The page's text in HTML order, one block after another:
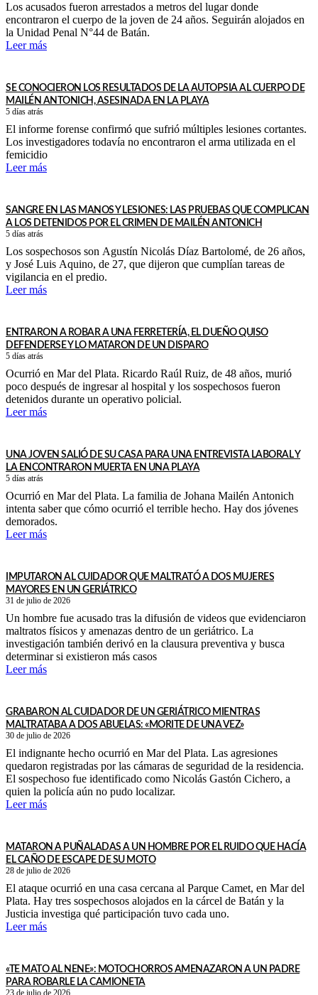
Los acusados fueron arrestados a metros del lugar donde
encontraron el cuerpo de la joven de 24 años. Seguirán alojados en
la Unidad Penal N°44 de Batán.
Leer más
SE CONOCIERON LOS RESULTADOS DE LA AUTOPSIA AL CUERPO DE
MAILÉN ANTONICH, ASESINADA EN LA PLAYA
5 días atrás
El informe forense confirmó que sufrió múltiples lesiones cortantes.
Los investigadores todavía no encontraron el arma utilizada en el
femicidio
Leer más
SANGRE EN LAS MANOS Y LESIONES: LAS PRUEBAS QUE COMPLICAN
A LOS DETENIDOS POR EL CRIMEN DE MAILÉN ANTONICH
5 días atrás
Los sospechosos son Agustín Nicolás Díaz Bartolomé, de 26 años,
y José Luis Aquino, de 27, que dijeron que cumplían tareas de
vigilancia en el predio.
Leer más
ENTRARON A ROBAR A UNA FERRETERÍA, EL DUEÑO QUISO
DEFENDERSE Y LO MATARON DE UN DISPARO
5 días atrás
Ocurrió en Mar del Plata. Ricardo Raúl Ruiz, de 48 años, murió
poco después de ingresar al hospital y los sospechosos fueron
detenidos durante un operativo policial.
Leer más
UNA JOVEN SALIÓ DE SU CASA PARA UNA ENTREVISTA LABORAL Y
LA ENCONTRARON MUERTA EN UNA PLAYA
5 días atrás
Ocurrió en Mar del Plata. La familia de Johana Mailén Antonich
intenta saber que cómo ocurrió el terrible hecho. Hay dos jóvenes
demorados.
Leer más
IMPUTARON AL CUIDADOR QUE MALTRATÓ A DOS MUJERES
MAYORES EN UN GERIÁTRICO
31 de julio de 2026
Un hombre fue acusado tras la difusión de videos que evidenciaron
maltratos físicos y amenazas dentro de un geriátrico. La
investigación también derivó en la clausura preventiva y busca
determinar si existieron más casos
Leer más
GRABARON AL CUIDADOR DE UN GERIÁTRICO MIENTRAS
MALTRATABA A DOS ABUELAS: «MORITE DE UNA VEZ»
30 de julio de 2026
El indignante hecho ocurrió en Mar del Plata. Las agresiones
quedaron registradas por las cámaras de seguridad de la residencia.
El sospechoso fue identificado como Nicolás Gastón Cichero, a
quien la policía aún no pudo localizar.
Leer más
MATARON A PUÑALADAS A UN HOMBRE POR EL RUIDO QUE HACÍA
EL CAÑO DE ESCAPE DE SU MOTO
28 de julio de 2026
El ataque ocurrió en una casa cercana al Parque Camet, en Mar del
Plata. Hay tres sospechosos alojados en la cárcel de Batán y la
Justicia investiga qué participación tuvo cada uno.
Leer más
«TE MATO AL NENE»: MOTOCHORROS AMENAZARON A UN PADRE
PARA ROBARLE LA CAMIONETA
23 de julio de 2026